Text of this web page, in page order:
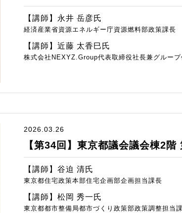
【講師】永井 岳彦氏
経済産業省資源エネルギー庁資源燃料部政策課長
【講師】近藤 太香巳氏
株式会社NEXYZ.Group代表取締役社長兼グループ
2026.03.26
【第34回】東京都議会議会棟2階
【講師】谷迫 清氏
東京都住宅政策本部住宅企画部企画担当課長
【講師】松岡 秀一氏
東京都都市整備局都市づくり政策部政策調整担当課